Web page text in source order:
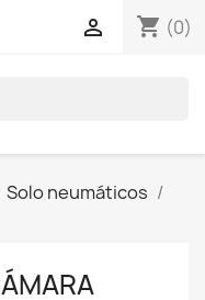
shopping_cart (0)

Solo neumáticos